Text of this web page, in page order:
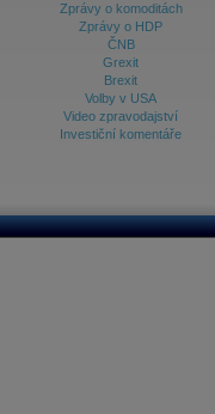
Zprávy o komoditách
Zprávy o HDP
ČNB
Grexit
Brexit
Volby v USA
Video zpravodajství
Investiční komentáře